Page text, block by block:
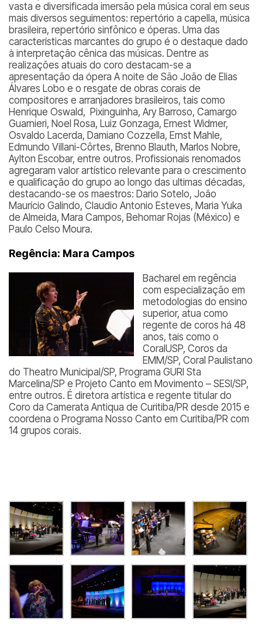
vasta e diversificada imersão pela música coral em seus
mais diversos seguimentos: repertório a capella, música
brasileira, repertório sinfônico e óperas. Uma das
características marcantes do grupo é o destaque dado
à interpretação cênica das músicas. Dentre as
realizações atuais do coro destacam-se a
apresentação da ópera A noite de São João de Elias
Álvares Lobo e o resgate de obras corais de
compositores e arranjadores brasileiros, tais como
Henrique Oswald, Pixinguinha, Ary Barroso, Camargo
Guarnieri, Noel Rosa, Luiz Gonzaga, Ernest Widmer,
Osvaldo Lacerda, Damiano Cozzella, Ernst Mahle,
Edmundo Villani-Côrtes, Brenno Blauth, Marlos Nobre,
Aylton Escobar, entre outros. Profissionais renomados
agregaram valor artístico relevante para o crescimento
e qualificação do grupo ao longo das ultimas décadas,
destacando-se os maestros: Dario Sotelo, João
Maurício Galindo, Claudio Antonio Esteves, Maria Yuka
de Almeida, Mara Campos, Behomar Rojas (México) e
Paulo Celso Moura.
Regência: Mara Campos
Bacharel em regência
com especialização em
metodologias do ensino
superior, atua como
regente de coros há 48
anos, tais como o
CoralUSP, Coros da
EMM/SP, Coral Paulistano
do Theatro Municipal/SP, Programa GURI Sta
Marcelina/SP e Projeto Canto em Movimento – SESI/SP,
entre outros. É diretora artística e regente titular do
Coro da Camerata Antiqua de Curitiba/PR desde 2015 e
coordena o Programa Nosso Canto em Curitiba/PR com
14 grupos corais.